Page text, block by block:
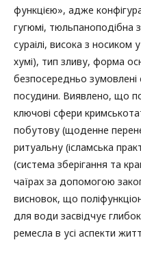
функцією», адже
гугюмі, тюльпаноподібна
сураілі, висока з носиком
хумі), тип зливу, форма
безпосередньо
посудини. Виявлено, що
ключові сфери
побутову (щоденне
ритуальну (ісламська
(система зберігання та
чаїрах за допомогою
висновок, що
для води засвідчує
ремесла в усі аспекти